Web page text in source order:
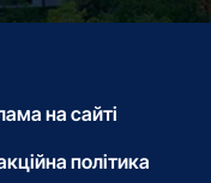
на сайті
політика